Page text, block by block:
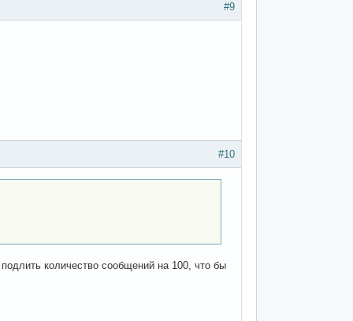
#9
#10
количество сообщений на 100, что бы